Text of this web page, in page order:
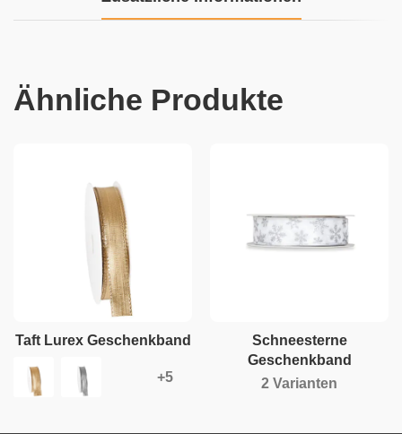
Ähnliche Produkte
Taft Lurex Geschenkband
Schneesterne
Geschenkband
2 Varianten